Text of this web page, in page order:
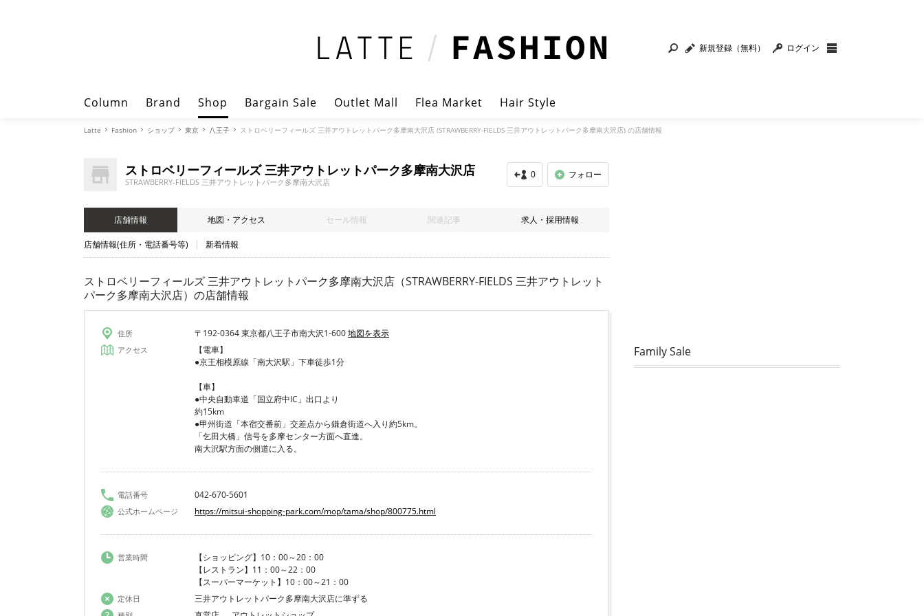
新規登録（無料） ログイン
Column Brand Shop Bargain Sale Outlet Mall Flea Market Hair Style
Latte Fashion ショップ 東京 八王子 ストロベリーフィールズ 三井アウトレットパーク多摩南大沢店 (STRAWBERRY-FIELDS 三井アウトレットパーク多摩南大沢店) の店舗情報
ストロベリーフィールズ 三井アウトレットパーク多摩南大沢店
STRAWBERRY-FIELDS 三井アウトレットパーク多摩南大沢店
0 フォロー
店舗情報 地図・アクセス セール情報 関連記事 求人・採用情報
店舗情報(住所・電話番号等) 新着情報
ストロベリーフィールズ 三井アウトレットパーク多摩南大沢店（STRAWBERRY-FIELDS 三井アウトレット
パーク多摩南大沢店） の店舗情報
住所 〒192-0364 東京都八王子市南大沢1-600地図を表示
アクセス
【電車】
●京王相模原線「南大沢駅」下車徒歩1分
【車】
●中央自動車道「国立府中IC」出口より
約15km
●甲州街道「本宿交番前」交差点から鎌倉街道へ入り約5km。
「乞田大橋」信号を多摩センター方面へ直進。
南大沢駅方面の側道に入る。
電話番号 042-670-5601
公式ホームページ https://mitsui-shopping-park.com/mop/tama/shop/800775.html
営業時間
【ショッピング】10：00～20：00
【レストラン】11：00～22：00
【スーパーマーケット】10：00～21：00
定休日 三井アウトレットパーク多摩南大沢店に準ずる
Family Sale